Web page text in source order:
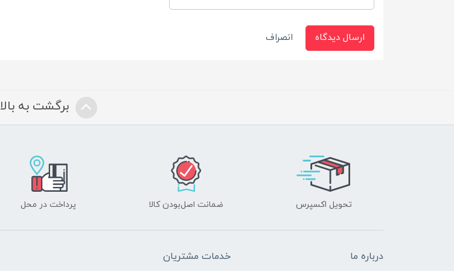
ارسال دیدگاه انصراف
برگشت به بالا
تحویل اکسپرس ضمانت اصل‌بودن کالا پرداخت در محل
درباره ما خدمات مشتریان